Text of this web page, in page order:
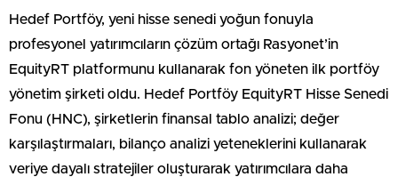
Hedef Portföy, yeni hisse senedi yoğun fonuyla
profesyonel yatırımcıların çözüm ortağı Rasyonet’in
EquityRT platformunu kullanarak fon yöneten ilk portföy
yönetim şirketi oldu. Hedef Portföy EquityRT Hisse Senedi
Fonu (HNC), şirketlerin finansal tablo analizi; değer
karşılaştırmaları, bilanço analizi yeteneklerini kullanarak
veriye dayalı stratejiler oluşturarak yatırımcılara daha